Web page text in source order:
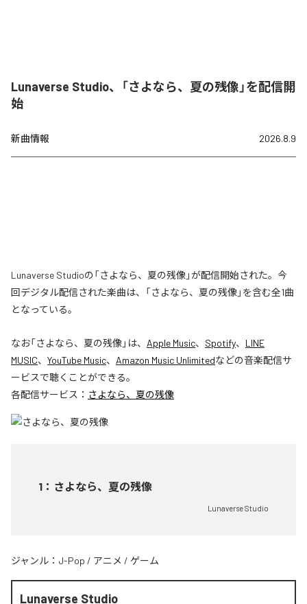
Lunaverse Studio、「さよなら、夏の残像」を配信開
始
新曲情報 2026.8.9
Lunaverse Studioの「さよなら、夏の残像」が配信開始された。今
回デジタル配信された楽曲は、「さよなら、夏の残像」を含む全1曲
となっている。
なお「さよなら、夏の残像」は、 Apple Music、 Spotify、 LINE
MUSIC、 YouTube Music、 Amazon Music Unlimitedなどの音楽配信サ
ービスで聴くことができる。
各配信サービス： さよなら、夏の残像
1 ： さよなら、夏の残像
Lunaverse Studio
ジャンル： J-Pop / アニメ / ゲーム
Lunaverse Studio